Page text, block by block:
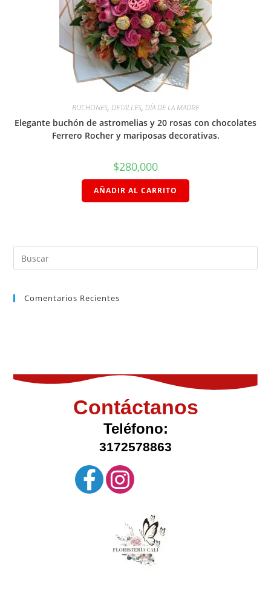
BUCHONES, DETALLES, DÍA DE LA MADRE
Elegante buchón de astromelias y 20 rosas con chocolates
Ferrero Rocher y mariposas decorativas.
$280,000
AÑADIR AL CARRITO
Comentarios Recientes
Contáctanos
Teléfono:
3172578863